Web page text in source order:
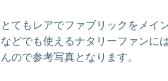
とてもレアでファブリックをメ
などでも使えるナタリーファンに
んので参考写真となります。